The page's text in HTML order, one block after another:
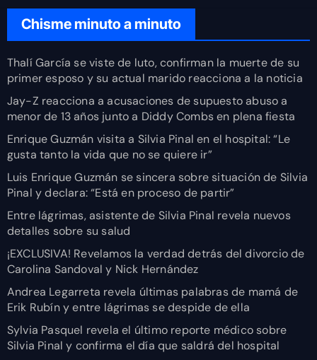
Chisme minuto a minuto
Thalí García se viste de luto, confirman la muerte de su
primer esposo y su actual marido reacciona a la noticia
Jay-Z reacciona a acusaciones de supuesto abuso a
menor de 13 años junto a Diddy Combs en plena fiesta
Enrique Guzmán visita a Silvia Pinal en el hospital: “Le
gusta tanto la vida que no se quiere ir”
Luis Enrique Guzmán se sincera sobre situación de Silvia
Pinal y declara: “Está en proceso de partir”
Entre lágrimas, asistente de Silvia Pinal revela nuevos
detalles sobre su salud
¡EXCLUSIVA! Revelamos la verdad detrás del divorcio de
Carolina Sandoval y Nick Hernández
Andrea Legarreta revela últimas palabras de mamá de
Erik Rubín y entre lágrimas se despide de ella
Sylvia Pasquel revela el último reporte médico sobre
Silvia Pinal y confirma el día que saldrá del hospital